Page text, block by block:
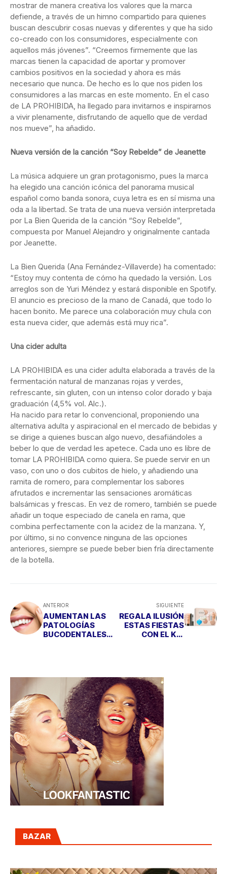
mostrar de manera creativa los valores que la marca
defiende, a través de un himno compartido para quienes
buscan descubrir cosas nuevas y diferentes y que ha sido
co-creado con los consumidores, especialmente con
aquellos más jóvenes”. “Creemos firmemente que las
marcas tienen la capacidad de aportar y promover
cambios positivos en la sociedad y ahora es más
necesario que nunca. De hecho es lo que nos piden los
consumidores a las marcas en este momento. En el caso
de LA PROHIBIDA, ha llegado para invitarnos e inspirarnos
a vivir plenamente, disfrutando de aquello que de verdad
nos mueve”, ha añadido.
Nueva versión de la canción “Soy Rebelde” de Jeanette
La música adquiere un gran protagonismo, pues la marca
ha elegido una canción icónica del panorama musical
español como banda sonora, cuya letra es en sí misma una
oda a la libertad. Se trata de una nueva versión interpretada
por La Bien Querida de la canción “Soy Rebelde”,
compuesta por Manuel Alejandro y originalmente cantada
por Jeanette.
La Bien Querida (Ana Fernández-Villaverde) ha comentado:
“Estoy muy contenta de cómo ha quedado la versión. Los
arreglos son de Yuri Méndez y estará disponible en Spotify.
El anuncio es precioso de la mano de Canadá, que todo lo
hacen bonito. Me parece una colaboración muy chula con
esta nueva cider, que además está muy rica”.
Una cider adulta
LA PROHIBIDA es una cider adulta elaborada a través de la
fermentación natural de manzanas rojas y verdes,
refrescante, sin gluten, con un intenso color dorado y baja
graduación (4,5% vol. Alc.).
Ha nacido para retar lo convencional, proponiendo una
alternativa adulta y aspiracional en el mercado de bebidas y
se dirige a quienes buscan algo nuevo, desafiándoles a
beber lo que de verdad les apetece. Cada uno es libre de
tomar LA PROHIBIDA como quiera. Se puede servir en un
vaso, con uno o dos cubitos de hielo, y añadiendo una
ramita de romero, para complementar los sabores
afrutados e incrementar las sensaciones aromáticas
balsámicas y frescas. En vez de romero, también se puede
añadir un toque especiado de canela en rama, que
combina perfectamente con la acidez de la manzana. Y,
por último, si no convence ninguna de las opciones
anteriores, siempre se puede beber bien fría directamente
de la botella.
ANTERIOR
AUMENTAN LAS
PATOLOGÍAS
BUCODENTALES
SIGUIENTE
REGALA ILUSIÓN
ESTAS FIESTAS
CON EL KIT
BAZAR